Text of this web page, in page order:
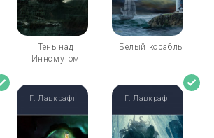
Тень над
Иннсмутом
Белый корабль
Г. Лавкрафт Г. Лавкрафт